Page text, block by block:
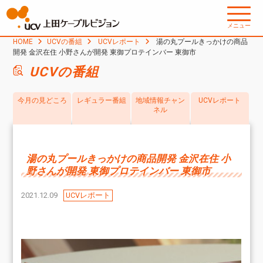
メニュー
HOME UCVの番組 UCVレポート
湯の丸プールきっかけの商品
開発 金沢在住 小野さんが開発 東御プロテインバー 東御市
UCVの番組
今月の見どころ レギュラー番組
地域情報チャン
ネル
UCVレポート
湯の丸プールきっかけの商品開発 金沢在住 小
野さんが開発 東御プロテインバー 東御市
2021.12.09 UCVレポート